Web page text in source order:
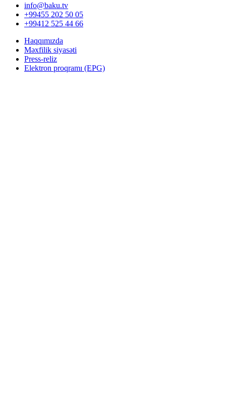
info@baku.tv
+99455 202 50 05
+99412 525 44 66
Haqqımızda
Məxfilik siyasəti
Press-reliz
Elektron proqramı (EPG)